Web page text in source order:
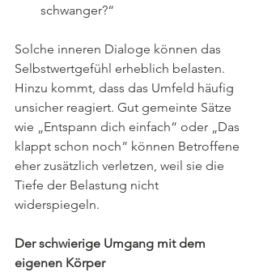
schwanger?“
Solche inneren Dialoge können das
Selbstwertgefühl erheblich belasten.
Hinzu kommt, dass das Umfeld häufig
unsicher reagiert. Gut gemeinte Sätze
wie „Entspann dich einfach“ oder „Das
klappt schon noch“ können Betroffene
eher zusätzlich verletzen, weil sie die
Tiefe der Belastung nicht
widerspiegeln.
Der schwierige Umgang mit dem
eigenen Körper